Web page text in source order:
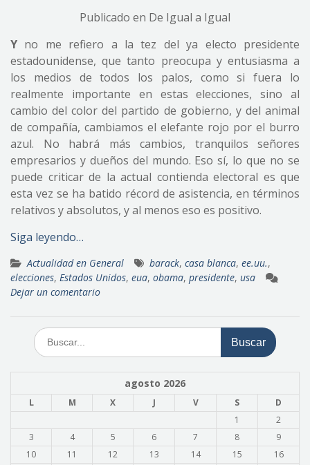
Publicado en De Igual a Igual
Y no me refiero a la tez del ya electo presidente
estadounidense, que tanto preocupa y entusiasma a
los medios de todos los palos, como si fuera lo
realmente importante en estas elecciones, sino al
cambio del color del partido de gobierno, y del animal
de compañía, cambiamos el elefante rojo por el burro
azul. No habrá más cambios, tranquilos señores
empresarios y dueños del mundo. Eso sí, lo que no se
puede criticar de la actual contienda electoral es que
esta vez se ha batido récord de asistencia, en términos
relativos y absolutos, y al menos eso es positivo.
Siga leyendo…
Actualidad en General barack, casa blanca, ee.uu.,
elecciones, Estados Unidos, eua, obama, presidente, usa
Dejar un comentario
Buscar:
agosto 2026
L M X J V S
D
1
2
3
4 5 6 7 8
9
10
11 12 13 14 15
16